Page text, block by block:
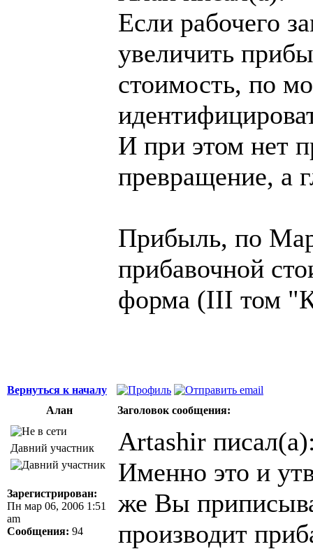
Если рабочего
увеличить
стоимость, по
И при этом нет
превращение, а
Прибыль, по
прибавочной
форма (III том
Вернуться к началу
Алан
Заголовок сообщения:
Давний участник
Зарегистрирован:
Пн мар 06, 2006 1:51
am
Сообщения: 94
Artashir
Именно это и
же Вы
производит